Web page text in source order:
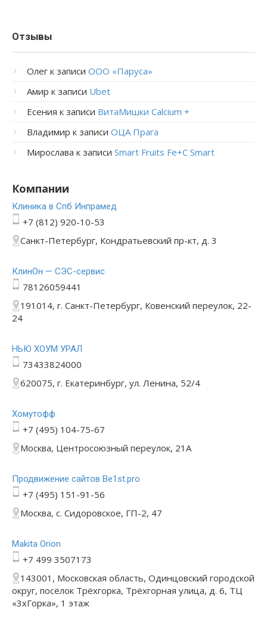
Отзывы
Олег к записи ООО «Паруса»
Амир к записи Ubet
Есения к записи ВитаМишки Calcium +
Владимир к записи ОЦА Прага
Мирослава к записи Smart Fruits Fe+C Smart
Компании
Клиника в Спб Инпрамед
+7 (812) 920-10-53
Санкт-Петербург, Кондратьевский пр-кт, д. 3
КлинОн — СЭС-сервис
78126059441
191014, г. Санкт-Петербург, Ковенский переулок, 22-
24
НЬЮ ХОУМ УРАЛ
73433824000
620075, г. Екатеринбург, ул. Ленина, 52/4
Хомутофф
+7 (495) 104-75-67
Москва, Центросоюзный переулок, 21А
Продвижение сайтов Be1st.pro
+7 (495) 151-91-56
Москва, с. Сидоровское, ГП-2, 47
Makita Orion
+7 499 3507173
143001, Московская область, Одинцовский городской
округ, посёлок Трёхгорка, Трёхгорная улица, д. 6, ТЦ
«3хГорка», 1 этаж